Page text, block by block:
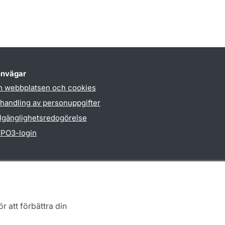
att förbättra din
webbplatsen och cookies
av personuppgifter
login